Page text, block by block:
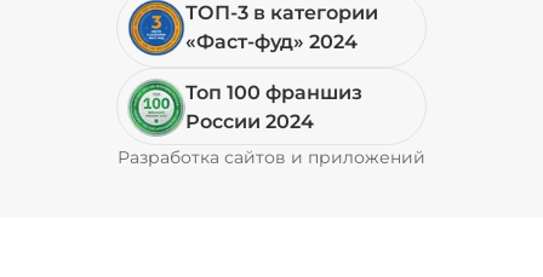
ТОП-3 в категории
«Фаст-фуд» 2024
Топ 100 франшиз
России 2024
Разработка сайтов и приложений
Pyrobyte